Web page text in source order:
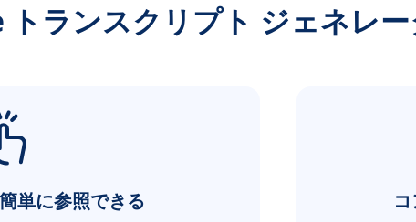
ランスクリプト ジェネレ
単に参照できる